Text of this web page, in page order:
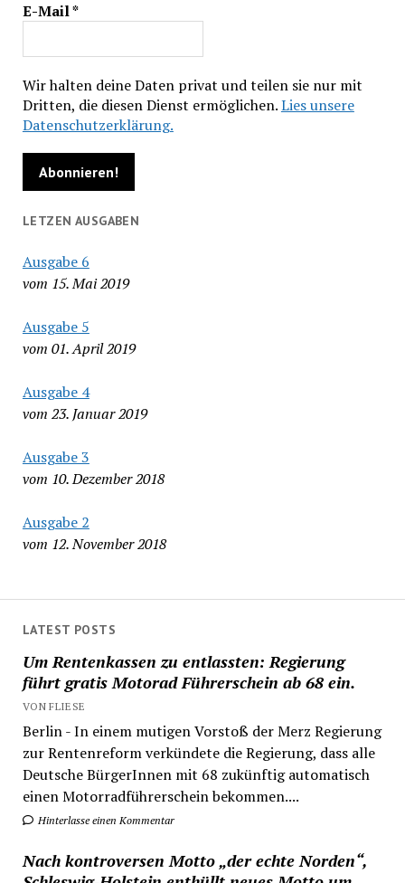
E-Mail*
Wir halten deine Daten privat und teilen sie nur mit
Dritten, die diesen Dienst ermöglichen.Lies unsere
Datenschutzerklärung.
LETZEN AUSGABEN
Ausgabe 6
vom 15. Mai 2019
Ausgabe 5
vom 01. April 2019
Ausgabe 4
vom 23. Januar 2019
Ausgabe 3
vom 10. Dezember 2018
Ausgabe 2
vom 12. November 2018
LATEST POSTS
Um Rentenkassen zu entlassten: Regierung
führt gratis Motorad Führerschein ab 68 ein.
VON FLIESE
Berlin - In einem mutigen Vorstoß der Merz Regierung
zur Rentenreform verkündete die Regierung, dass alle
Deutsche BürgerInnen mit 68 zukünftig automatisch
einen Motorradführerschein bekommen....
Hinterlasse einen Kommentar
Nach kontroversen Motto „der echte Norden“,